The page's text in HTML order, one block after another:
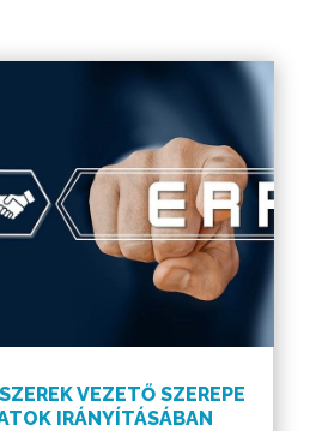
VEZETŐ SZEREPE
IRÁNYÍTÁSÁBAN